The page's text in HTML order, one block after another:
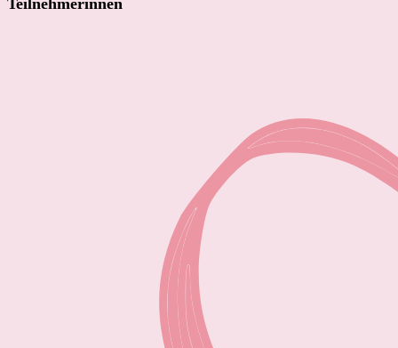
Teilnehmerinnen